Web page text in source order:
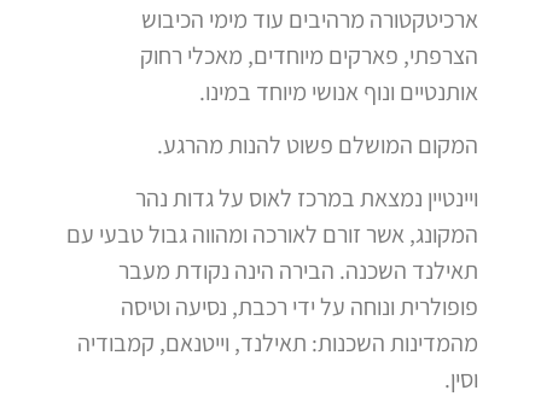
ארכיטקטורה מרהיבים עוד מימי הכיבוש
הצרפתי, פארקים מיוחדים, מאכלי רחוק
אותנטיים ונוף אנושי מיוחד במינו.
המקום המושלם פשוט להנות מהרגע.
ויינטיין נמצאת במרכז לאוס על גדות נהר
המקונג, אשר זורם לאורכה ומהווה גבול טבעי עם
תאילנד השכנה. הבירה הינה נקודת מעבר
פופולרית ונוחה על ידי רכבת, נסיעה וטיסה
מהמדינות השכנות: תאילנד, וייטנאם, קמבודיה
וסין.